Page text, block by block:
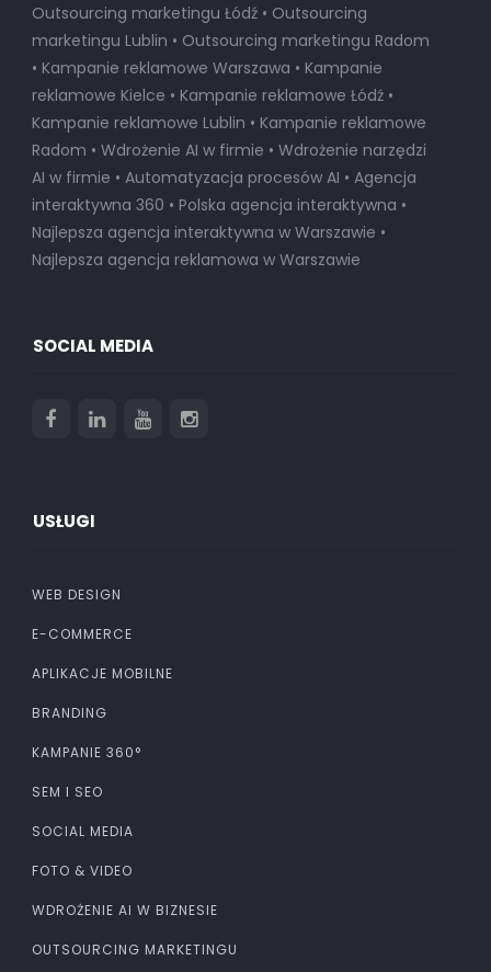
Outsourcing marketingu Łódź • Outsourcing
marketingu Lublin • Outsourcing marketingu Radom
• Kampanie reklamowe Warszawa • Kampanie
reklamowe Kielce • Kampanie reklamowe Łódź •
Kampanie reklamowe Lublin • Kampanie reklamowe
Radom • Wdrożenie AI w firmie • Wdrożenie narzędzi
AI w firmie • Automatyzacja procesów AI • Agencja
interaktywna 360 • Polska agencja interaktywna •
Najlepsza agencja interaktywna w Warszawie •
Najlepsza agencja reklamowa w Warszawie
SOCIAL MEDIA
USŁUGI
WEB DESIGN
E-COMMERCE
APLIKACJE MOBILNE
BRANDING
KAMPANIE 360°
SEM I SEO
SOCIAL MEDIA
FOTO & VIDEO
WDROŻENIE AI W BIZNESIE
OUTSOURCING MARKETINGU